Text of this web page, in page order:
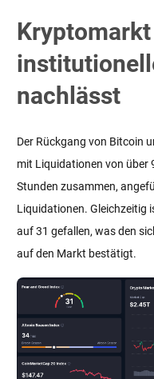
nachlässt
Der Rückgang von Bitcoin
mit Liquidationen von über
Stunden zusammen,
Liquidationen. Gleichzeitig
auf 31 gefallen, was den
auf den Markt bestätigt.